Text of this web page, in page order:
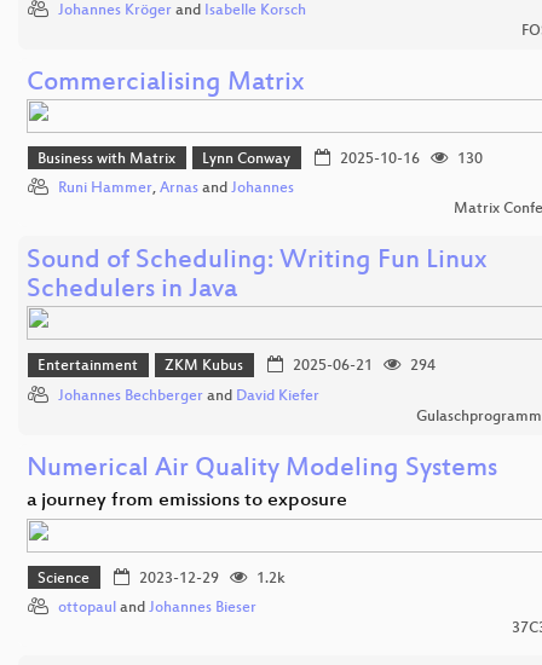
Johannes Kröger and
Isabelle Korsch
Commercialising Matrix
Business with Matrix Lynn Conway 2025-10-16
130
Runi Hammer, Arnas and Johannes
Matrix
Sound of Scheduling: Writing Fun Linux
Schedulers in Java
Entertainment ZKM Kubus 2025-06-21
294
Johannes Bechberger and David Kiefer
Numerical Air Quality Modeling Systems
a journey from emissions to exposure
Science 2023-12-29
1.2k
ottopaul and Johannes Bieser